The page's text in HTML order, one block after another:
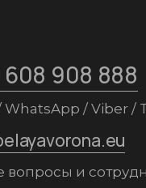
608 908 888
WhatsApp / Viber /
вопросы и